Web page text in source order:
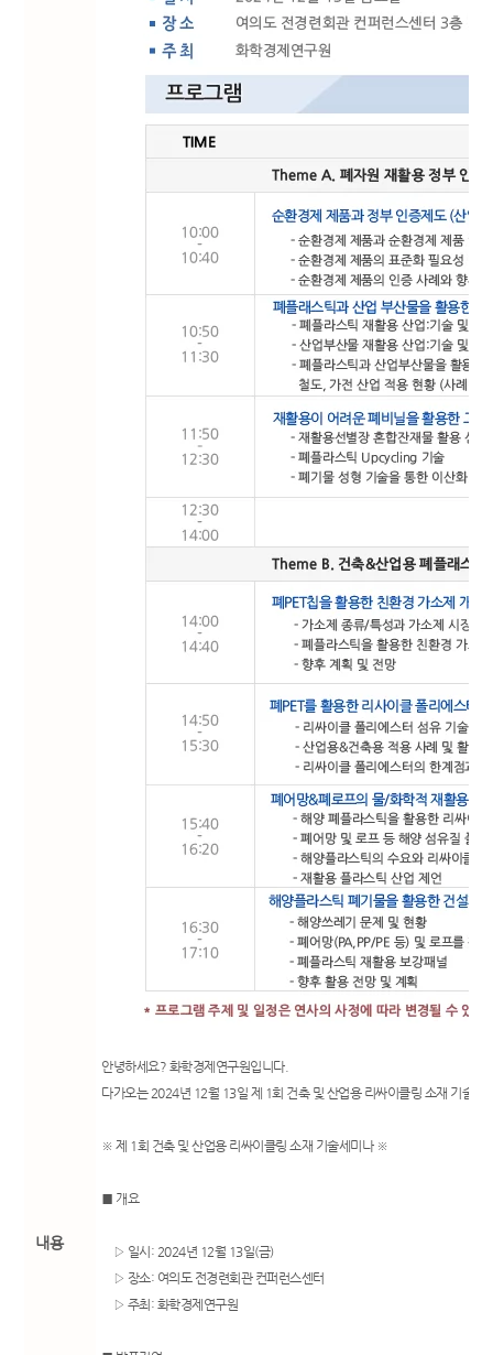
내용
안녕하세요? 화학경제연구원입니다.
다가오는 2024년 12월 13일 제 1회 건축 및 산업용 리싸이클링 소재 기술세
※ 제 1회 건축 및 산업용 리싸이클링 소재 기술세미나 ※
■ 개요
▷ 일시: 2024년 12월 13일(금)
▷ 장소: 여의도 전경련회관 컨퍼런스센터
▷ 주최: 화학경제연구원